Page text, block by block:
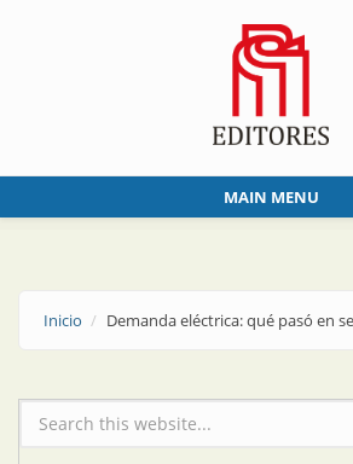
MAIN MENU
Inicio Demanda eléctrica: qué pasó en
Formulario de búsqueda